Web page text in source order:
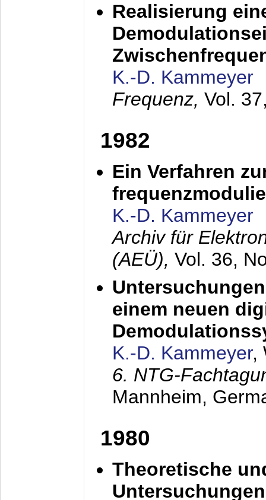
Realisierung
K.-D. Kammeyer
Frequenz, Vol.
1982
Ein Verfahren
K.-D. Kammeyer
Archiv für
(AEÜ), Vol. 36,
einem neuen
K.-D. Kammeyer,
6. NTG-
Mannheim,
1980
Theoretische